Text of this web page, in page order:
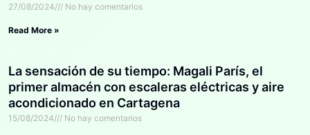
27/08/2024 No hay comentarios
Read More »
La sensación de su tiempo: Magali París, el
primer almacén con escaleras eléctricas y aire
acondicionado en Cartagena
15/08/2024 No hay comentarios